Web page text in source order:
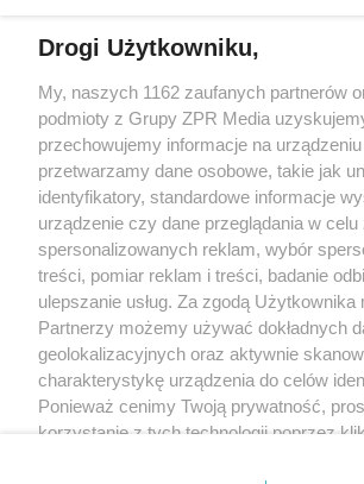
rozpowszechniany lub dalej rozpowszechniany
(w tym także elektroniczny lub mechaniczny)
eksploatacji w jakiejkolwiek formie, włącznie z
Internecie bez pisemnej zgody właściciela praw.
lub wykorzystanie utworów w całości lub w
prawa, tzn. bez właściwej zgody, jest
może być ścigane prawnie.
O nas
Informacje prawne
Drogi Użytkowniku,
My, naszych 1162 zaufanych partnerów
podmioty z Grupy ZPR Media
przechowujemy informacje na
przetwarzamy dane osobowe, takie jak
identyfikatory, standardowe informacje
urządzenie czy dane przeglądania w celu
spersonalizowanych reklam, wybór
treści, pomiar reklam i treści, badanie
ulepszanie usług. Za zgodą Użytkownika
Partnerzy możemy używać dokładnych
geolokalizacyjnych oraz aktywnie
charakterystykę urządzenia do celów
Ponieważ cenimy Twoją prywatność,
korzystanie z tych technologii poprzez